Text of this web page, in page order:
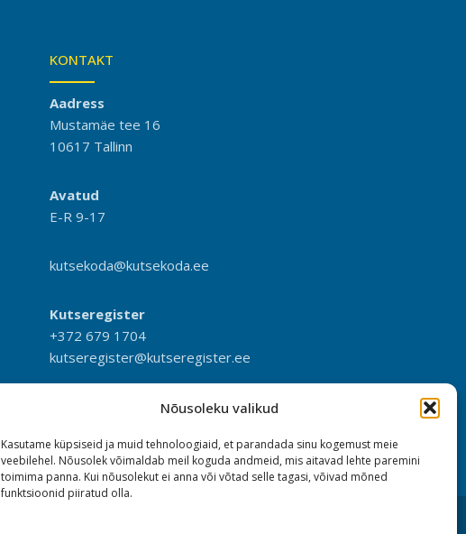
Nõusoleku valikud
Kasutame küpsiseid ja muid tehnoloogiaid, et parandada sinu kogemust meie
veebilehel. Nõusolek võimaldab meil koguda andmeid, mis aitavad lehte paremini
toimima panna. Kui nõusolekut ei anna või võtad selle tagasi, võivad mõned
funktsioonid piiratud olla.
KONTAKT
Aadress
Mustamäe tee 16
10617 Tallinn
Avatud
E-R 9-17
kutsekoda@kutsekoda.ee
Kutseregister
+372 679 1704
kutseregister@kutseregister.ee